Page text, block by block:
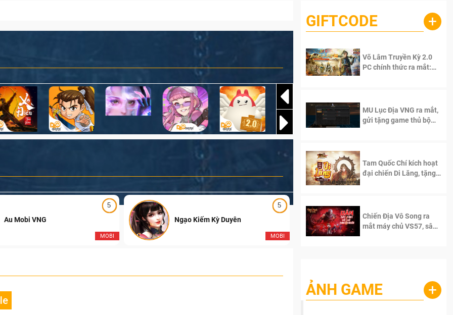
5
MOBI
Au Mobi VNG
5
MOBI
Ngạo Kiếm Kỳ Duyên Ngạo Thiên Mobile
GIFTCODE +
Võ Lâm Truyền Kỳ 2.0
PC chính thức ra mắt:
MU Lục Địa VNG ra mắt,
gửi tặng game thủ bộ
Tam Quốc Chí kích hoạt
đại chiến Di Lăng, tặng
Chiến Địa Vô Song ra
mắt máy chủ VS57, sân
ẢNH GAME +
Lala Croft vừa nóng vừa xinh dưới nét vẽ